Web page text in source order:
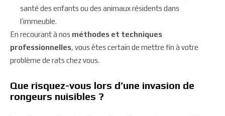
santé des enfants ou des animaux résidents dans
l’immeuble.
En recourant à nos méthodes et techniques
professionnelles, vous êtes certain de mettre fin à votre
problème de rats chez vous.
Que risquez-vous lors d’une invasion de
rongeurs nuisibles ?